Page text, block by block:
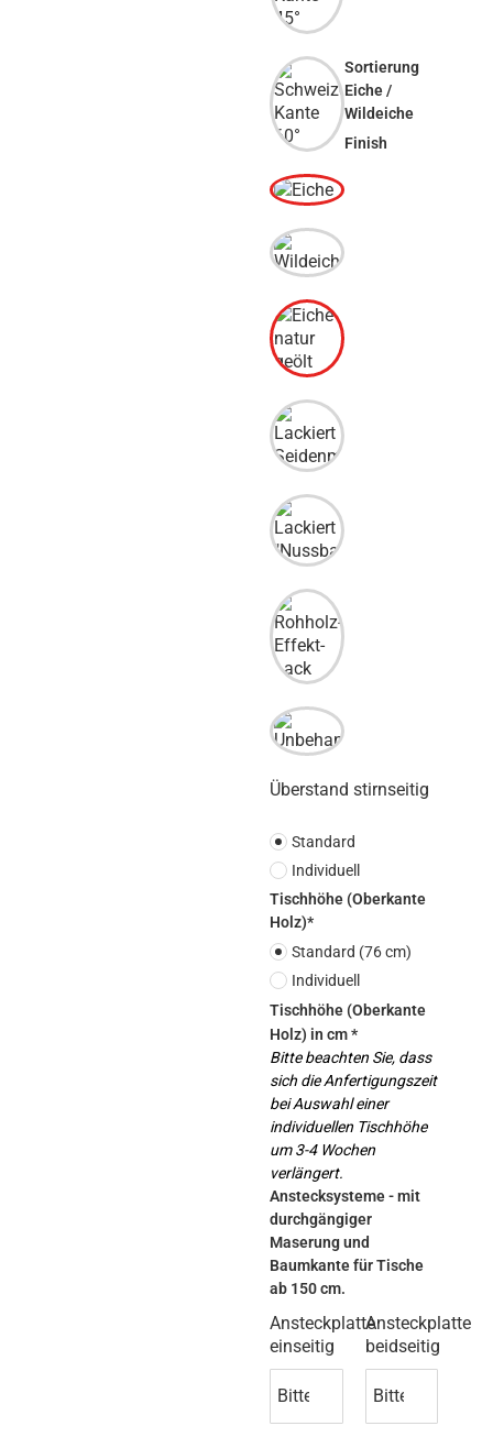
Sortierung
Eiche /
Wildeiche
Finish
Überstand stirnseitig
Standard
Individuell
Tischhöhe (Oberkante
Holz)*
Standard (76 cm)
Individuell
Tischhöhe (Oberkante
Holz) in cm *
Bitte beachten Sie, dass
sich die Anfertigungszeit
bei Auswahl einer
individuellen Tischhöhe
um 3-4 Wochen
verlängert.
Anstecksysteme - mit
durchgängiger
Maserung und
Baumkante für Tische
ab 150 cm.
Ansteckplatte
einseitig
Ansteckplatte
beidseitig